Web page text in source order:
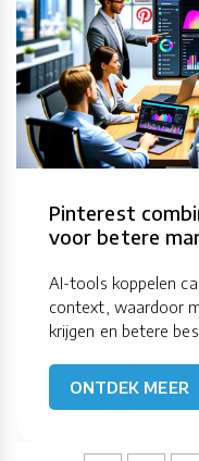
Pinterest
voor betere
AI-tools koppelen
context, waardoor
krijgen en betere
ONTDEK MEER